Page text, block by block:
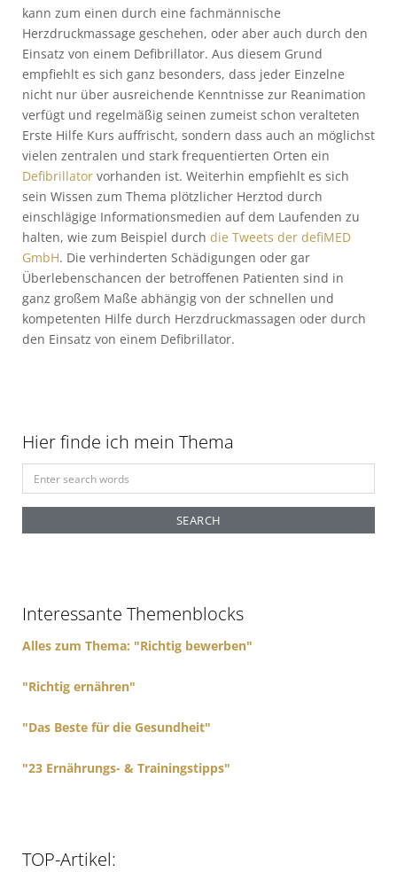
kann zum einen durch eine fachmännische
Herzdruckmassage geschehen, oder aber auch durch den
Einsatz von einem Defibrillator. Aus diesem Grund
empfiehlt es sich ganz besonders, dass jeder Einzelne
nicht nur über ausreichende Kenntnisse zur Reanimation
verfügt und regelmäßig seinen zumeist schon veralteten
Erste Hilfe Kurs auffrischt, sondern dass auch an möglichst
vielen zentralen und stark frequentierten Orten ein
Defibrillator vorhanden ist. Weiterhin empfiehlt es sich
sein Wissen zum Thema plötzlicher Herztod durch
einschlägige Informationsmedien auf dem Laufenden zu
halten, wie zum Beispiel durch die Tweets der defiMED
GmbH. Die verhinderten Schädigungen oder gar
Überlebenschancen der betroffenen Patienten sind in
ganz großem Maße abhängig von der schnellen und
kompetenten Hilfe durch Herzdruckmassagen oder durch
den Einsatz von einem Defibrillator.
Hier finde ich mein Thema
e
r
o
Interessante Themenblocks
Alles zum Thema: "Richtig bewerben"
"Richtig ernähren"
"Das Beste für die Gesundheit"
"23 Ernährungs- & Trainingstipps"
TOP-Artikel: